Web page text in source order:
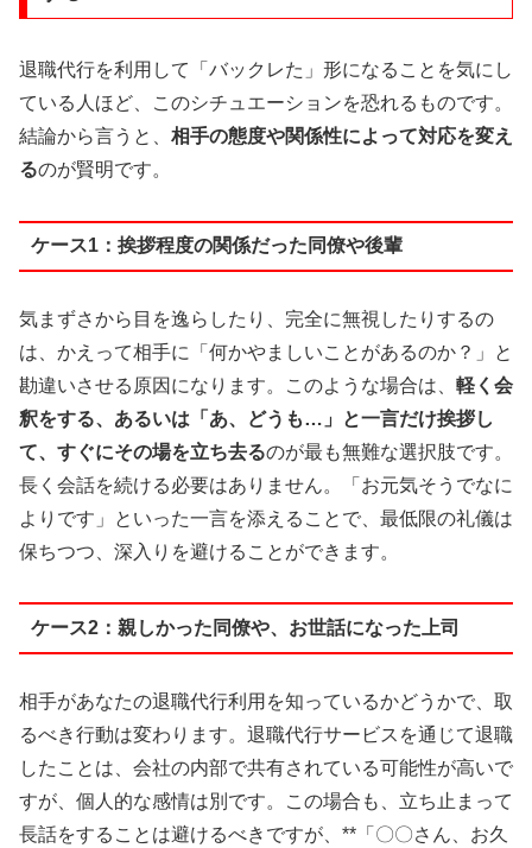
退職代行を利用して「バックレた」形になることを気にし
ている人ほど、このシチュエーションを恐れるものです。
結論から言うと、 相手の態度や関係性によって対応を変え
るのが賢明です。
ケース1：挨拶程度の関係だった同僚や後輩
気まずさから目を逸らしたり、完全に無視したりするの
は、かえって相手に「何かやましいことがあるのか？」と
勘違いさせる原因になります。このような場合は、 軽く会
釈をする、あるいは「あ、どうも…」と一言だけ挨拶し
て、すぐにその場を立ち去るのが最も無難な選択肢です。
長く会話を続ける必要はありません。「お元気そうでなに
よりです」といった一言を添えることで、最低限の礼儀は
保ちつつ、深入りを避けることができます。
ケース2：親しかった同僚や、お世話になった上司
相手があなたの退職代行利用を知っているかどうかで、取
るべき行動は変わります。退職代行サービスを通じて退職
したことは、会社の内部で共有されている可能性が高いで
すが、個人的な感情は別です。この場合も、立ち止まって
長話をすることは避けるべきですが、**「〇〇さん、お久